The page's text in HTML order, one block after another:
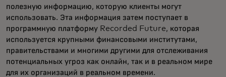
полезную информацию, которую клиенты могут
использовать. Эта информация затем поступает в
программную платформу Recorded Future, которая
используется крупными финансовыми институтами,
правительствами и многими другими для отслеживания
потенциальных угроз как онлайн, так и в реальном мире
для их организаций в реальном времени.